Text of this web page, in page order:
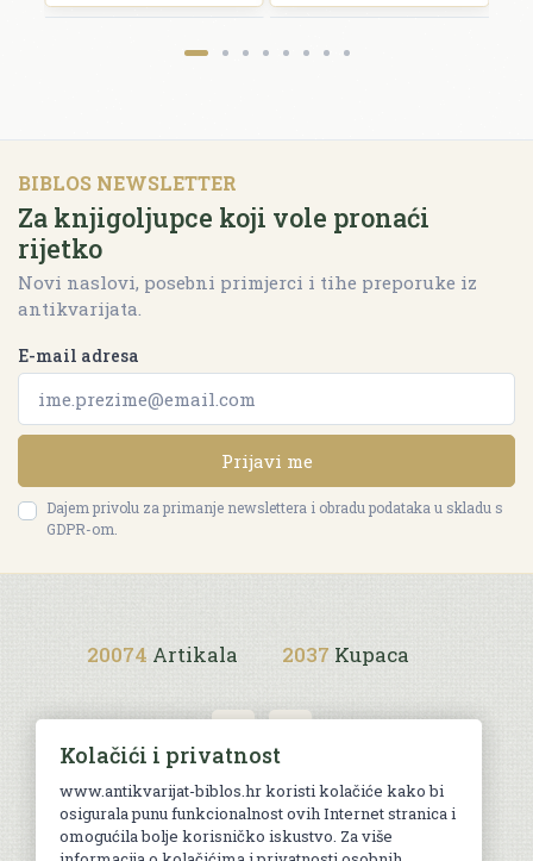
BIBLOS NEWSLETTER
Za knjigoljupce koji vole pronaći
rijetko
Novi naslovi, posebni primjerci i tihe preporuke iz
antikvarijata.
E-mail adresa
Prijavi me
Dajem privolu za primanje newslettera i obradu podataka u skladu s
GDPR-om.
20074 Artikala 2037 Kupaca
Uvjeti kupnje
Kolačići i privatnost
www.antikvarijat-biblos.hr koristi kolačiće kako bi
osigurala punu funkcionalnost ovih Internet stranica i
omogućila bolje korisničko iskustvo. Za više